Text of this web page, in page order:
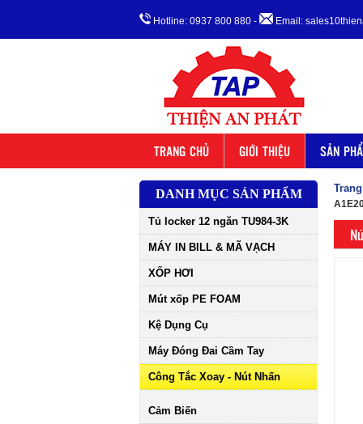
Hotline: 0937 800 880 - Email:
TRANG CHỦ GIỚI THIỆU SẢN
DANH MỤC SẢN PHẨM
Tủ locker 12 ngăn TU984-3K
MÁY IN BILL & MÃ VẠCH
XỐP HƠI
Mút xốp PE FOAM
Kệ Dụng Cụ
Máy Đóng Đai Cầm Tay
Công Tắc Xoay - Nút Nhấn
Cảm Biến